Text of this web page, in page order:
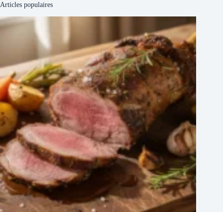
Articles populaires